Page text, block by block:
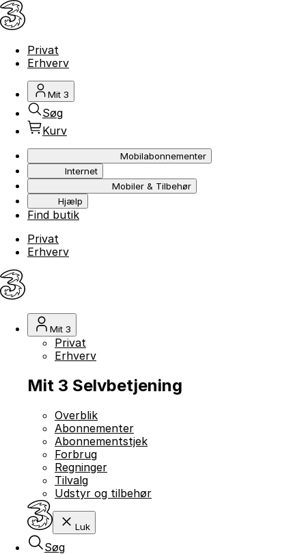
Privat
Erhverv
Mit 3
Søg
Kurv
Mobilabonnementer
Internet
Mobiler & Tilbehør
Hjælp
Find butik
Privat
Erhverv
Mit 3
Privat
Erhverv
Mit 3 Selvbetjening
Overblik
Abonnementer
Abonnementstjek
Forbrug
Regninger
Tilvalg
Udstyr og tilbehør
Luk
Søg